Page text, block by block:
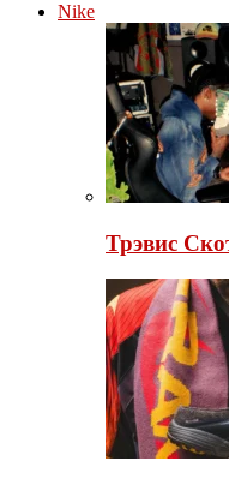
Nike
Трэвис